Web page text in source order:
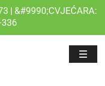
| &#9990;CVJEĆARA: